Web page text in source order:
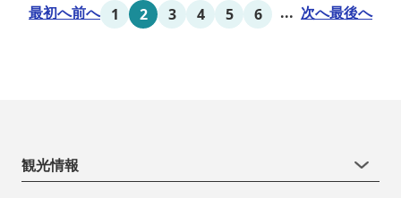
最初へ前へ 1 2 3 4 5 6 ... 次へ最後へ
観光情報